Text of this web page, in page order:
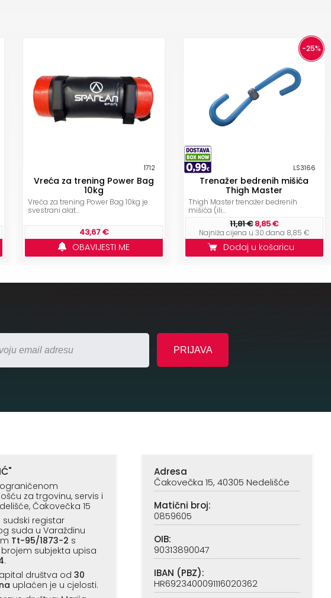
1712
Vreća za trening Power Bag
10kg
Vreća za trening Power Bag 10kg je
svestrani alat...
43,67 €
OBAVIJESTI ME
-25%
LS3166
Trenažer bedrenih mišića
Thigh Master
Thigh Master trenažer bedrenih
mišića (ili...
11,81 €8,85 €
Najniža cijena u 30 dana 8,85 €
Dodaj u košaricu
za trgovinu, servis i
Čakovečka 15
sudski registar
suda u Varaždinu
Tt-95/1873-2 s
subjekta upisa
.
društva od 30
uplaćen je u cjelosti.
Adresa
Čakovečka 15, 40305 Nedelišće
Matični broj:
0859605
OIB:
90313890047
IBAN (PBZ):
HR6923400091116020362